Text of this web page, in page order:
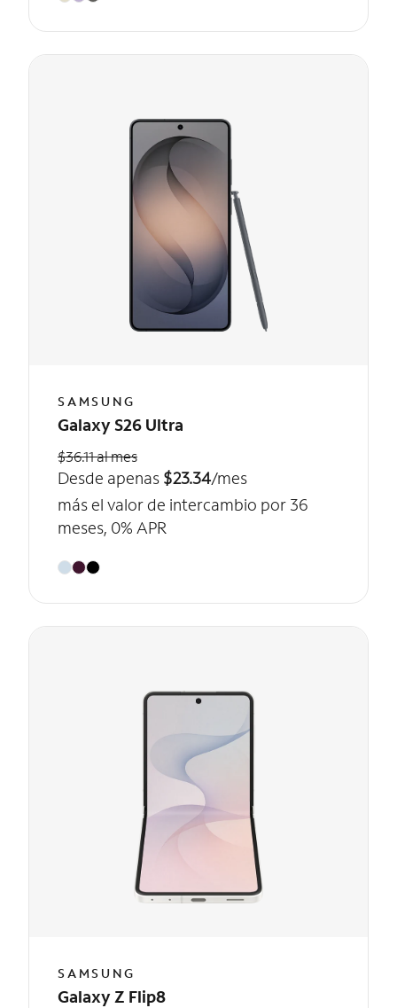
SAMSUNG
Galaxy S26 Ultra
$36.11 al mes
Desde apenas $23.34/mes
más el valor de intercambio por 36
meses, 0% APR
SAMSUNG
Galaxy Z Flip8